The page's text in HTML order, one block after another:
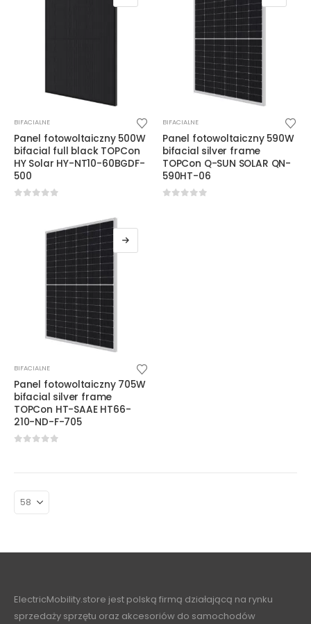
BIFACIALNE
Panel fotowoltaiczny 500W
bifacial full black TOPCon
HY Solar HY-NT10-60BGDF-
500
BIFACIALNE
Panel fotowoltaiczny 590W
bifacial silver frame
TOPCon Q-SUN SOLAR QN-
590HT-06
BIFACIALNE
Panel fotowoltaiczny 705W
bifacial silver frame
TOPCon HT-SAAE HT66-
210-ND-F-705
ElectricMobility.store jest polską firmą działającą na rynku
sprzedaży sprzętu oraz akcesoriów do samochodów